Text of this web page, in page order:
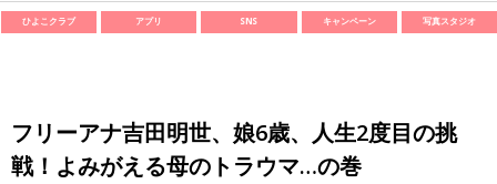
ひよこクラブ アプリ SNS キャンペーン 写真スタジオ
フリーアナ吉田明世、娘6歳、人生2度目の挑
戦！よみがえる母のトラウマ…の巻